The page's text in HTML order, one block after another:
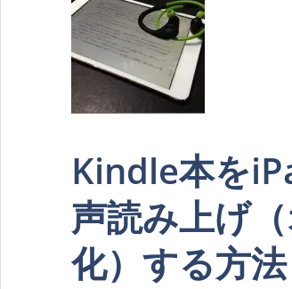
Kindle本を
声読み上げ
化）する方法